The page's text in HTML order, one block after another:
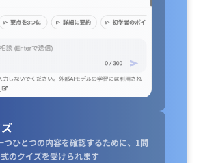
つひとつの内容を確認するために、1問
のクイズを受けられます